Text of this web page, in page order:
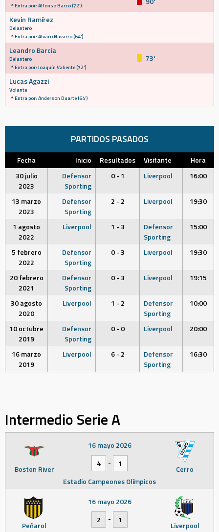
Entra por: Alfonso Barco (72')
Kevin Ramírez
Delantero
Entra por: Alvaro Navarro (64')
Leandro Barcia
Delantero
Entra por: Joaquín Valiente (72')
73'
Lucas Agazzi
Volante
Entra por: Anderson Duarte (64')
PARTIDOS PASADOS
Fecha Inicio Resultados Visitante
Hora
30 julio
2023
Defensor
Sporting
0 - 1 Liverpool 16:00
13 marzo
2023
Defensor
Sporting
2 - 2 Liverpool 19:30
1 agosto
2022
Liverpool 1 - 3
Defensor
Sporting
15:00
5 febrero
2022
Defensor
Sporting
0 - 3 Liverpool 19:30
20 febrero
2021
Defensor
Sporting
0 - 3 Liverpool 19:15
30 agosto
2020
Liverpool 1 - 2
Defensor
Sporting
10:00
10 octubre
2019
Defensor
Sporting
0 - 0 Liverpool 20:00
16 marzo
2019
Liverpool 6 - 2
Defensor
Sporting
16:30
Intermedio Serie A
Boston River Cerro
16 mayo 2026
4
-
1
Estadio Campeones Olímpicos
Peñarol Liverpool
16 mayo 2026
2
-
1